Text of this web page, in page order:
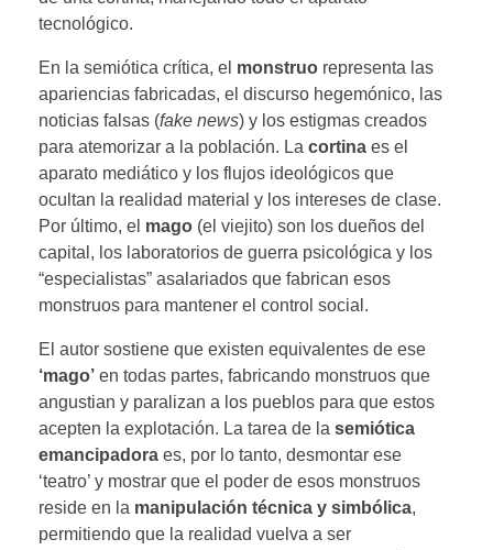
tecnológico.
En la semiótica crítica, el monstruo representa las
apariencias fabricadas, el discurso hegemónico, las
noticias falsas (fake news) y los estigmas creados
para atemorizar a la población. La cortina es el
aparato mediático y los flujos ideológicos que
ocultan la realidad material y los intereses de clase.
Por último, el mago (el viejito) son los dueños del
capital, los laboratorios de guerra psicológica y los
“especialistas” asalariados que fabrican esos
monstruos para mantener el control social.
El autor sostiene que existen equivalentes de ese
‘mago’ en todas partes, fabricando monstruos que
angustian y paralizan a los pueblos para que estos
acepten la explotación. La tarea de la semiótica
emancipadora es, por lo tanto, desmontar ese
‘teatro’ y mostrar que el poder de esos monstruos
reside en la manipulación técnica y simbólica,
permitiendo que la realidad vuelva a ser